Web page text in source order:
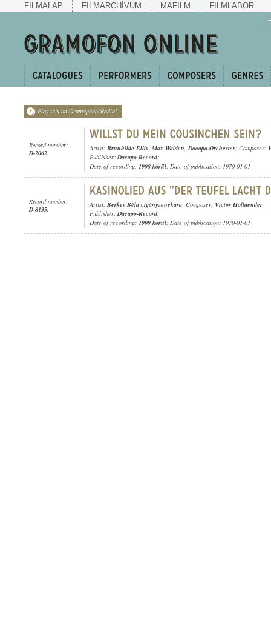
FILMALAP FILMARCHÍVUM MAFILM FILMLABOR
Play this on GramophoneRadio!
Record number:
D-2062.
Artist: Brunhilde Ellis, Max Walden,Dacapo-Orchester; Composer:
Publisher:Dacapo-Record;
Date of recording: 1908 körül; Date of publication: 1970-01-01
Record number:
D-8135.
Artist: Berkes Béla cigányzenekara; Composer: Victor Hollaender
Publisher:Dacapo-Record;
Date of recording: 1909 körül; Date of publication: 1970-01-01